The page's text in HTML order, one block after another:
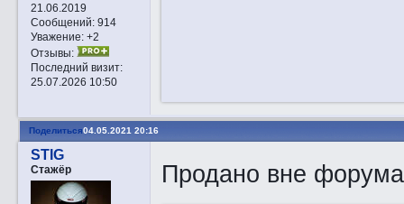
21.06.2019
Сообщений:914
Уважение: +2
Отзывы:
Последний визит:
25.07.2026 10:50
Поделиться04.05.2021 20:16
STIG
Стажёр
Продано вне форума